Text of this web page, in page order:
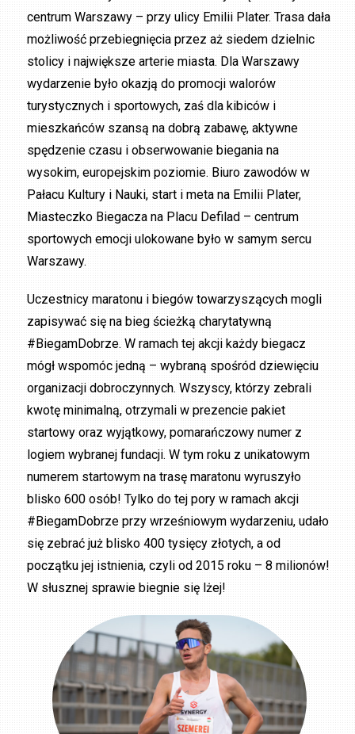
centrum Warszawy – przy ulicy Emilii Plater. Trasa dała
możliwość przebiegnięcia przez aż siedem dzielnic
stolicy i największe arterie miasta. Dla Warszawy
wydarzenie było okazją do promocji walorów
turystycznych i sportowych, zaś dla kibiców i
mieszkańców szansą na dobrą zabawę, aktywne
spędzenie czasu i obserwowanie biegania na
wysokim, europejskim poziomie. Biuro zawodów w
Pałacu Kultury i Nauki, start i meta na Emilii Plater,
Miasteczko Biegacza na Placu Defilad – centrum
sportowych emocji ulokowane było w samym sercu
Warszawy.
Uczestnicy maratonu i biegów towarzyszących mogli
zapisywać się na bieg ścieżką charytatywną
#BiegamDobrze. W ramach tej akcji każdy biegacz
mógł wspomóc jedną – wybraną spośród dziewięciu
organizacji dobroczynnych. Wszyscy, którzy zebrali
kwotę minimalną, otrzymali w prezencie pakiet
startowy oraz wyjątkowy, pomarańczowy numer z
logiem wybranej fundacji. W tym roku z unikatowym
numerem startowym na trasę maratonu wyruszyło
blisko 600 osób! Tylko do tej pory w ramach akcji
#BiegamDobrze przy wrześniowym wydarzeniu, udało
się zebrać już blisko 400 tysięcy złotych, a od
początku jej istnienia, czyli od 2015 roku – 8 milionów!
W słusznej sprawie biegnie się lżej!